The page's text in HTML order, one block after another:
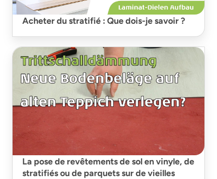
Acheter du stratifié : Que dois-je savoir ?
La pose de revêtements de sol en vinyle, de
stratifiés ou de parquets sur de vieilles